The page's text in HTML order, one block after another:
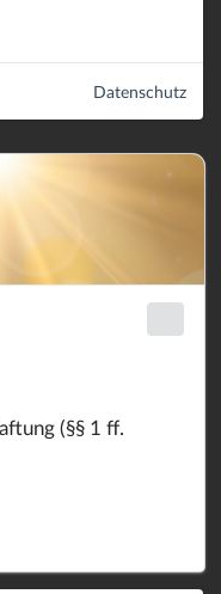
(§§ 1 ff.
Datenschutz